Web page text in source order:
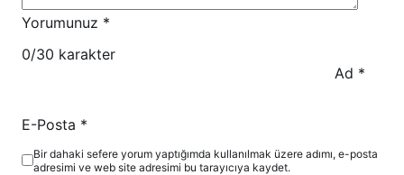
Yorumunuz *
0/30 karakter
Ad *
E-Posta *
Bir dahaki sefere yorum yaptığımda kullanılmak üzere adımı, e-posta
adresimi ve web site adresimi bu tarayıcıya kaydet.